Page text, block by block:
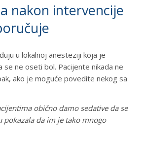
nakon intervencije
u lokalnoj anesteziji koja je
se ne oseti bol. Pacijente nikada ne
ako je moguće povedite nekog sa
obično damo sedative da se
pokazala da im je tako mnogo